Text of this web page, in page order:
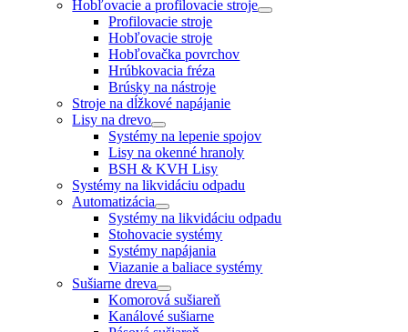
Hobľovacie a profilovacie stroje
Profilovacie stroje
Hobľovacie stroje
Hobľovačka povrchov
Hrúbkovacia fréza
Brúsky na nástroje
Stroje na dĺžkové napájanie
Lisy na drevo
Systémy na lepenie spojov
Lisy na okenné hranoly
BSH & KVH Lisy
Systémy na likvidáciu odpadu
Automatizácia
Systémy na likvidáciu odpadu
Stohovacie systémy
Systémy napájania
Viazanie a baliace systémy
Sušiarne dreva
Komorová sušiareň
Kanálové sušiarne